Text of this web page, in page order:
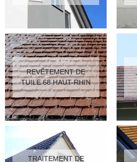
REVÊTEMENT DE
TUILE 68 HAUT-RHIN
TRAITEMENT DE